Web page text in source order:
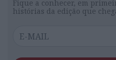
Fique a conhecer, em
histórias da edição que